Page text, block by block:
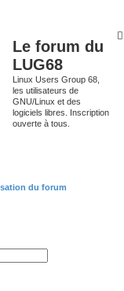
Le forum du
LUG68
Linux Users Group 68,
les utilisateurs de
GNU/Linux et des
logiciels libres. Inscription
ouverte à tous.
du forum